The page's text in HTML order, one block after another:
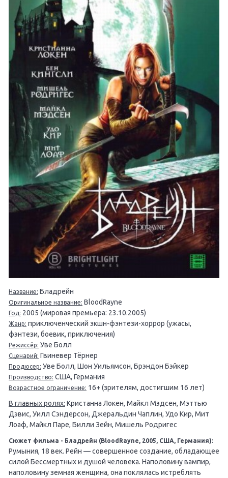
Название: Бладрейн
Оригинальное название: BloodRayne
Год: 2005 (мировая премьера: 23.10.2005)
Жанр: приключенческий экшн-фэнтези-хоррор (ужасы,
фэнтези, боевик, приключения)
Режиссёр: Уве Болл
Сценарий: Гвиневер Тёрнер
Продюсер: Уве Болл, Шон Уильямсон, Брэндон Бэйкер
Производство: США, Германия
Возрастное ограничение: 16+ (зрителям, достигшим 16 лет)
В главных ролях: Кристанна Локен, Майкл Мэдсен, Мэттью
Дэвис, Уилл Сэндерсон, Джеральдин Чаплин, Удо Кир, Мит
Лоаф, Майкл Паре, Билли Зейн, Мишель Родригес
Сюжет фильма - Бладрейн (BloodRayne, 2005, США, Германия):
Румыния, 18 век. Рейн — совершенное создание, обладающее
силой Бессмертных и душой человека. Наполовину вампир,
наполовину земная женщина, она поклялась истреблять